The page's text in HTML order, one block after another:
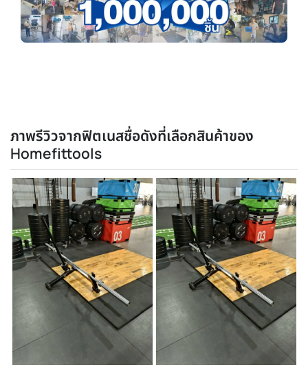
ภาพรีวิวจากฟิตเนสชื่อดังที่เลือกสินค้าของ
Homefittools